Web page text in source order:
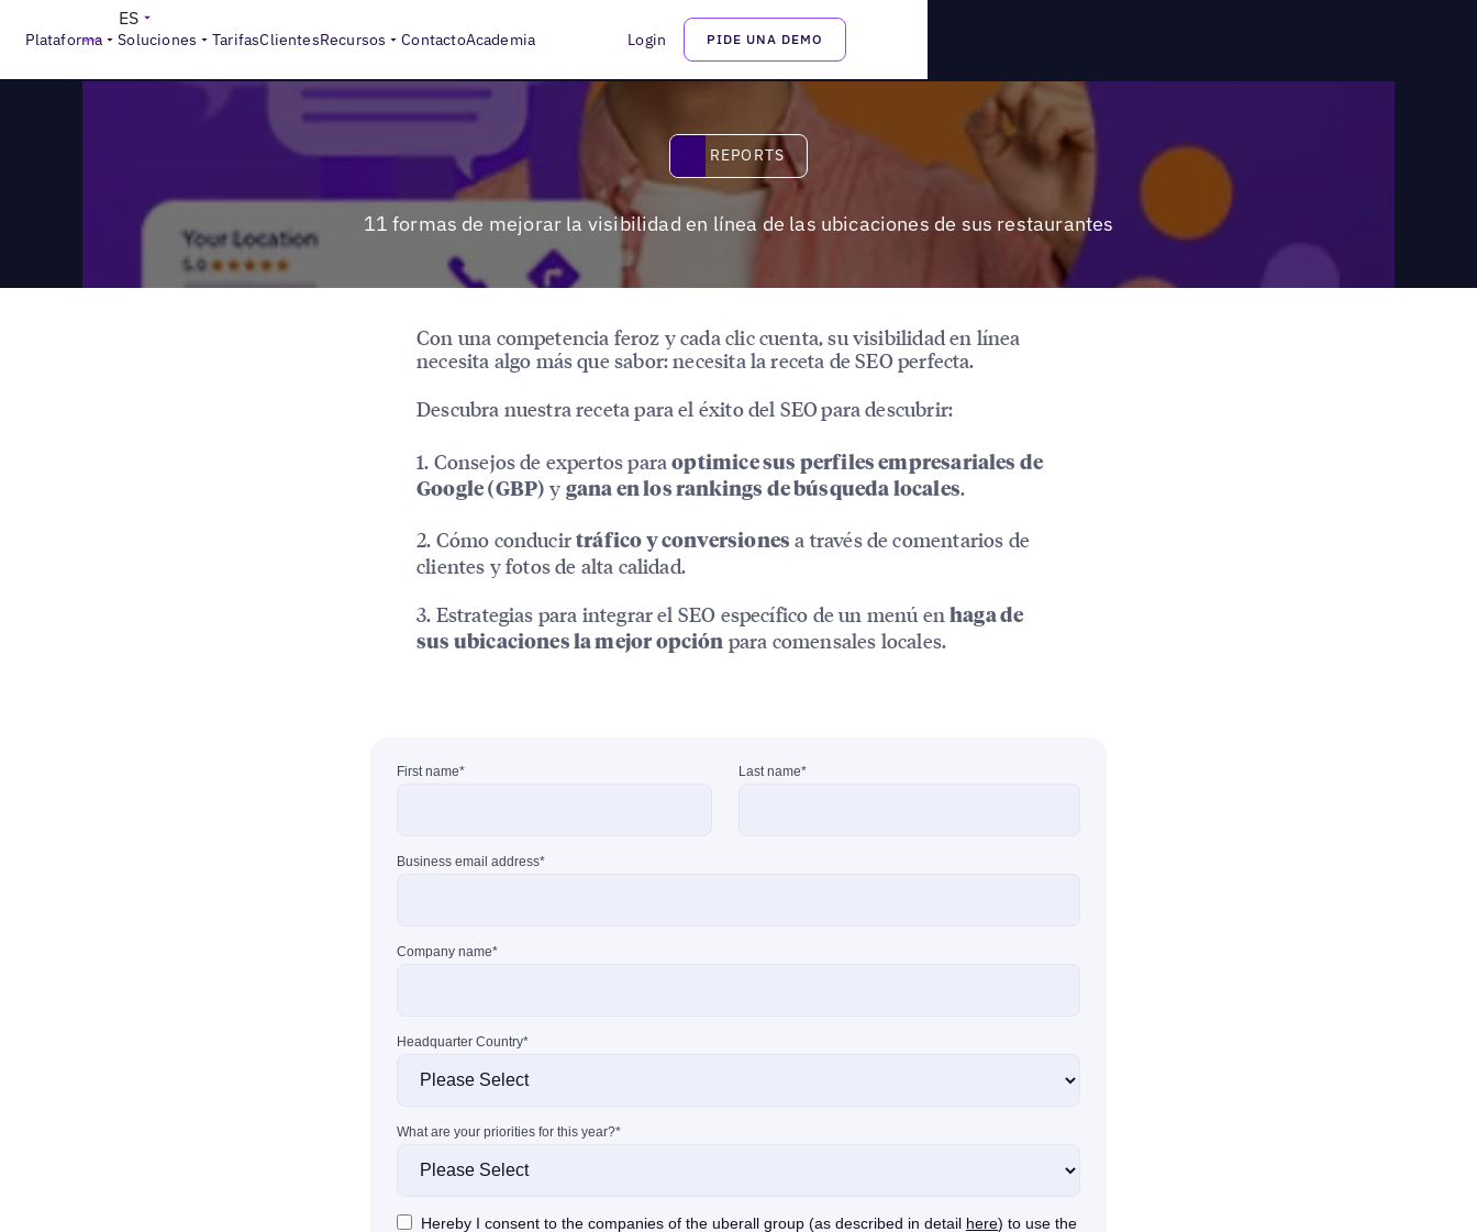
Plataforma Soluciones TarifasClientesRecursos ContactoAcademia Login PIDE UNA DEMO
ES
Reports>11 formas de mejorar la visibilidad en línea de las ubicaciones de sus restaurantes
Reports
REPORTS
11 formas de mejorar la visibilidad en línea de las ubicaciones de sus restaurantes
Con una competencia feroz y cada clic cuenta, su visibilidad en línea
necesita algo más que sabor: necesita la receta de SEO perfecta.
Descubra nuestra receta para el éxito del SEOpara descubrir:
1. Consejos de expertos paraoptimice sus perfiles empresariales de
Google (GBP) y gana en los rankings de búsqueda locales.
2. Cómo conducirtráfico y conversiones a través de comentarios de
clientes y fotos de alta calidad.
3. Estrategias para integrar el SEO específico de un menú enhaga de
sus ubicaciones la mejor opción para comensales locales.